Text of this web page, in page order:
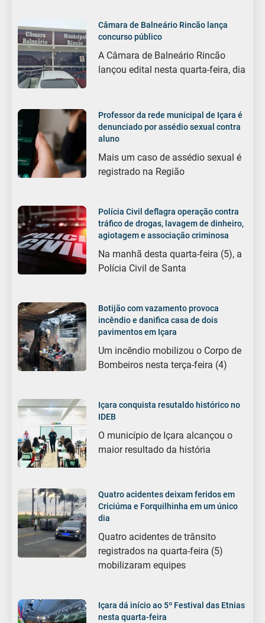
Câmara de Balneário Rincão lança
concurso público
A Câmara de Balneário Rincão
lançou edital nesta quarta-feira, dia
Professor da rede municipal de Içara é
denunciado por assédio sexual contra
aluno
Mais um caso de assédio sexual é
registrado na Região
Polícia Civil deflagra operação contra
tráfico de drogas, lavagem de dinheiro,
agiotagem e associação criminosa
Na manhã desta quarta-feira (5), a
Polícia Civil de Santa
Botijão com vazamento provoca
incêndio e danifica casa de dois
pavimentos em Içara
Um incêndio mobilizou o Corpo de
Bombeiros nesta terça-feira (4)
Içara conquista resutaldo histórico no
IDEB
O município de Içara alcançou o
maior resultado da história
Quatro acidentes deixam feridos em
Criciúma e Forquilhinha em um único
dia
Quatro acidentes de trânsito
registrados na quarta-feira (5)
mobilizaram equipes
Içara dá início ao 5º Festival das Etnias
nesta quarta-feira